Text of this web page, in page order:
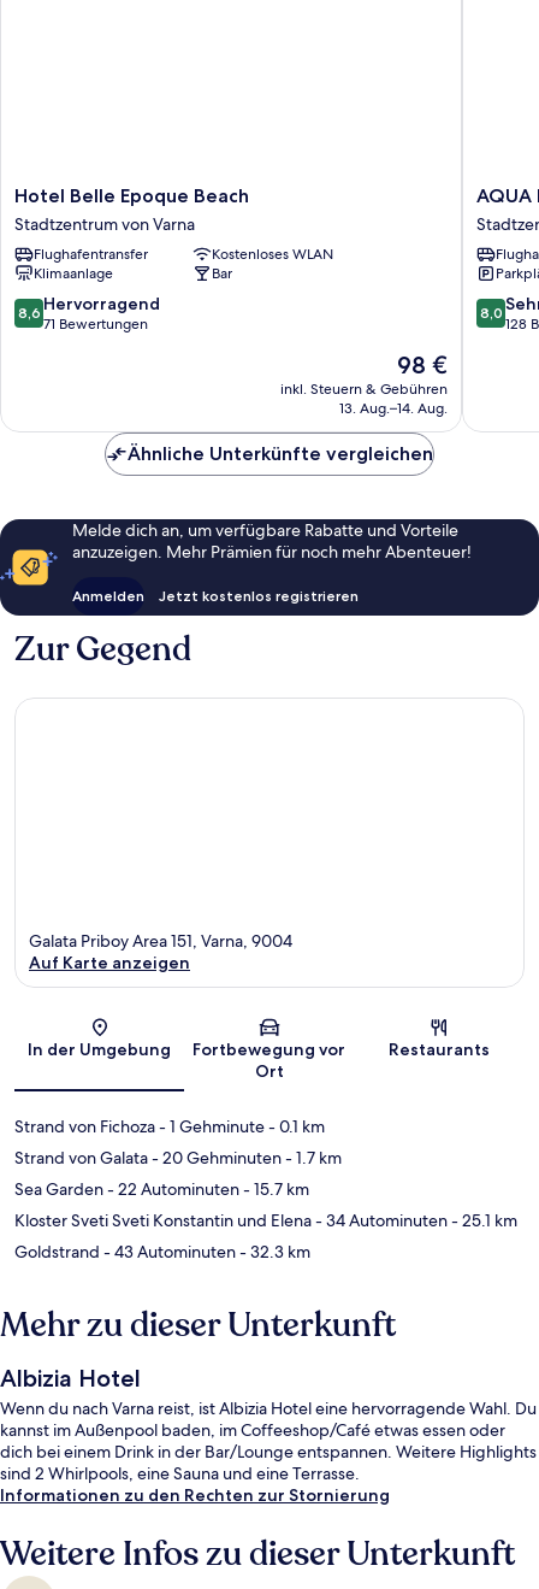
Hotel
Belle
Epoque
Beach
Stadtzentrum
von
Varna
Hotel Belle Epoque Beach
Stadtzentrum von Varna
Flughafentransfer
Kostenloses WLAN
Klimaanlage
Bar
8.6
von
8,6 Hervorragend
71 Bewertungen
Der
Preis
beträgt
98 €
inkl. Steuern & Gebühren
13. Aug.–14. Aug.
AQUA
Hotel
von
Varna
AQUA
8.0
von
8,0
128
Ähnliche Unterkünfte vergleichen
Melde dich an, um verfügbare Rabatte und Vorteile
anzuzeigen. Mehr Prämien für noch mehr Abenteuer!
Anmelden Jetzt kostenlos registrieren
Zur Gegend
Karte
Galata Priboy Area 151, Varna, 9004
Auf Karte anzeigen
In der Umgebung
Fortbewegung vor
Ort
Restaurants
Strand von Fichoza- 1 Gehminute- 0.1 km
Strand von Galata- 20 Gehminuten- 1.7 km
Sea Garden- 22 Autominuten- 15.7 km
Kloster Sveti Sveti Konstantin und Elena- 34 Autominuten- 25.1 km
Goldstrand - 43 Autominuten- 32.3 km
Mehr zu dieser Unterkunft
Albizia Hotel
Wenn du nach Varna reist, ist Albizia Hotel eine hervorragende Wahl. Du
kannst im Außenpool baden, im Coffeeshop/Café etwas essen oder
dich bei einem Drink in der Bar/Lounge entspannen. Weitere Highlights
sind 2 Whirlpools, eine Sauna und eine Terrasse.
Informationen zu den Rechten zur Stornierung
Weitere Infos zu dieser Unterkunft